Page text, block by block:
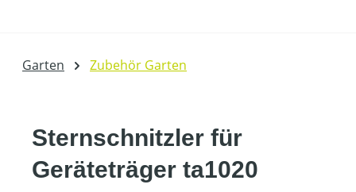
Garten Zubehör Garten
Sternschnitzler für
Geräteträger ta1020